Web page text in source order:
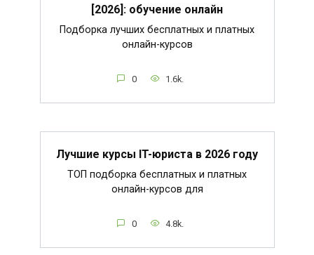
[2026]: обучение онлайн
Подборка лучших бесплатных и платных
онлайн-курсов
0 1.6k.
Лучшие курсы IT-юриста в 2026 году
ТОП подборка бесплатных и платных
онлайн-курсов для
0 4.8k.